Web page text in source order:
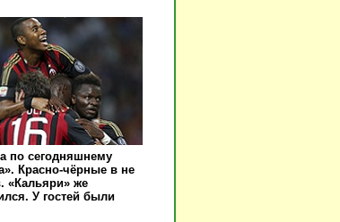
по сегодняшнему
Красно-чёрные в не
«Кальяри» же
У гостей были